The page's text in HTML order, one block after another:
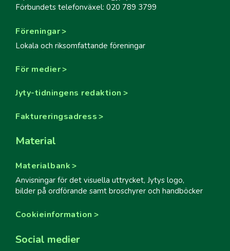
Förbundets telefonväxel: 020 789 3799
Föreningar
Lokala och riksomfattande föreningar
För medier
Jyty-tidningens redaktion
Faktureringsadress
Material
Materialbank
Anvisningar för det visuella uttrycket, Jytys logo,
bilder på ordförande samt broschyrer och handböcker
Cookieinformation
Social medier